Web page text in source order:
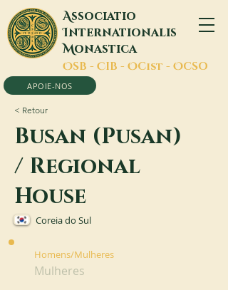
Associatio
Internationalis
Monastica
OSB - CIB - OCist - OCSO
APOIE-NOS
< Retour
Busan (Pusan)
/ Regional
House
Coreia do Sul
Homens/Mulheres
Mulheres